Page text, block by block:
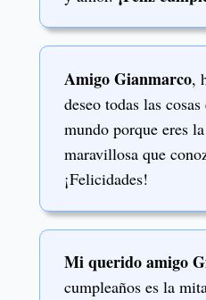
Amigo Gianmarco,
deseo todas las
mundo porque eres
maravillosa que
¡Felicidades!
Mi querido amigo
cumpleaños es la